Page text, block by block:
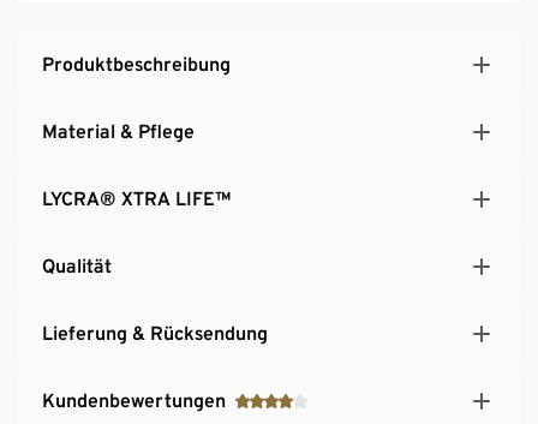
Produktbeschreibung
Material & Pflege
LYCRA® XTRA LIFE™
Qualität
Lieferung & Rücksendung
Kundenbewertungen